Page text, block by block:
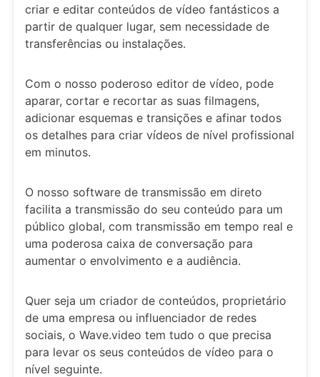
criar e editar conteúdos de vídeo fantásticos a
partir de qualquer lugar, sem necessidade de
transferências ou instalações.
Com o nosso poderoso editor de vídeo, pode
aparar, cortar e recortar as suas filmagens,
adicionar esquemas e transições e afinar todos
os detalhes para criar vídeos de nível profissional
em minutos.
O nosso software de transmissão em direto
facilita a transmissão do seu conteúdo para um
público global, com transmissão em tempo real e
uma poderosa caixa de conversação para
aumentar o envolvimento e a audiência.
Quer seja um criador de conteúdos, proprietário
de uma empresa ou influenciador de redes
sociais, o Wave.video tem tudo o que precisa
para levar os seus conteúdos de vídeo para o
nível seguinte.